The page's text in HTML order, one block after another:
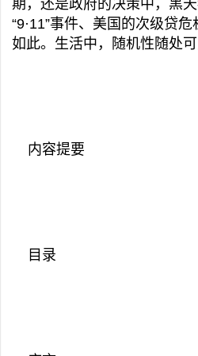
期，还是政府的决策中，黑
“9·11”事件、美国的次级贷
如此。生活中，随机性随处
内容提要
目录